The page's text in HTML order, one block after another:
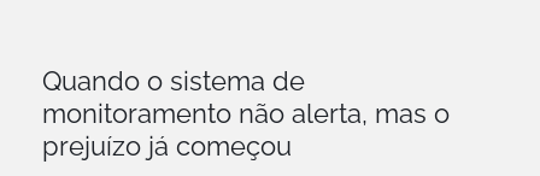
Quando o sistema de
monitoramento não alerta, mas o
prejuízo já começou